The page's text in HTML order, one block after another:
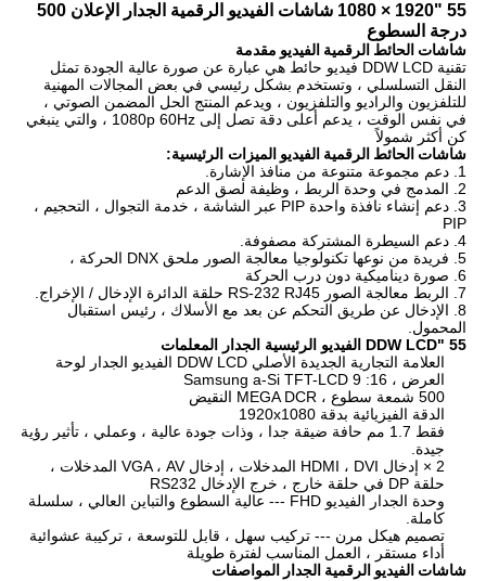
55 "1920 × 1080 شاشات الفيديو الرقمية الجدار الإعلان 500
درجة السطوع
شاشات الحائط الرقمية الفيديو مقدمة
تقنية DDW LCD فيديو حائط هي عبارة عن صورة عالية الجودة تمثل
النقل التسلسلي ، وتستخدم بشكل رئيسي في بعض المجالات المهنية
للتلفزيون والراديو والتلفزيون ، ويدعم المنتج الحل المضمن الصوتي ،
في نفس الوقت ، يدعم أعلى دقة تصل إلى 1080p 60Hz ، والتي ينبغي
كن أكثر شمولاً
شاشات الحائط الرقمية الفيديو الميزات الرئيسية:
1. دعم مجموعة متنوعة من منافذ الإشارة.
2. المدمج في وحدة الربط ، وظيفة لصق الدعم
3. دعم إنشاء نافذة واحدة PIP عبر الشاشة ، خدمة التجوال ، التحجيم ،
PIP
4. دعم السيطرة المشتركة مصفوفة.
5. فريدة من نوعها تكنولوجيا معالجة الصور ملحق DNX الحركة ،
6. صورة ديناميكية دون درب الحركة
7. الربط معالجة الصور RS-232 RJ45 حلقة الدائرة الإدخال / الإخراج.
8. الإدخال عن طريق التحكم عن بعد مع الأسلاك ، رئيس استقبال
المحمول.
55 "DDW LCD الفيديو الرئيسية الجدار المعلمات
العلامة التجارية الجديدة الأصلي DDW LCD الفيديو الجدار لوحة
العرض ، 16: 9 Samsung a-Si TFT-LCD
500 شمعة سطوع ، MEGA DCR النقيض
الدقة الفيزيائية بدقة 1920x1080
فقط 1.7 مم حافة ضيقة جدا ، وذات جودة عالية ، وعملي ، تأثير رؤية
جيدة.
2 × إدخال HDMI ، DVI المدخلات ، إدخال VGA ، AV المدخلات ،
حلقة DP في حلقة خارج ، خرج الإدخال RS232
وحدة الجدار الفيديو FHD --- عالية السطوع والتباين العالي ، سلسلة
كاملة.
تصميم هيكل مرن --- تركيب سهل ، قابل للتوسعة ، تركيبة عشوائية
أداء مستقر ، العمل المناسب لفترة طويلة
شاشات الفيديو الرقمية الجدار
المواصفات